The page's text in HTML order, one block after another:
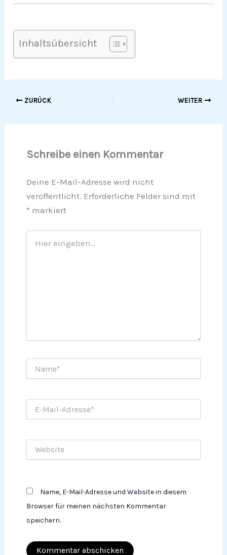
Inhaltsübersicht
ZURÜCK WEITER
Schreibe einen Kommentar
Deine E-Mail-Adresse wird nicht
veröffentlicht. Erforderliche Felder sind mit
* markiert
eingeben…
Mail-
Name, E-Mail-Adresse und Website in diesem
Browser für meinen nächsten Kommentar
speichern.